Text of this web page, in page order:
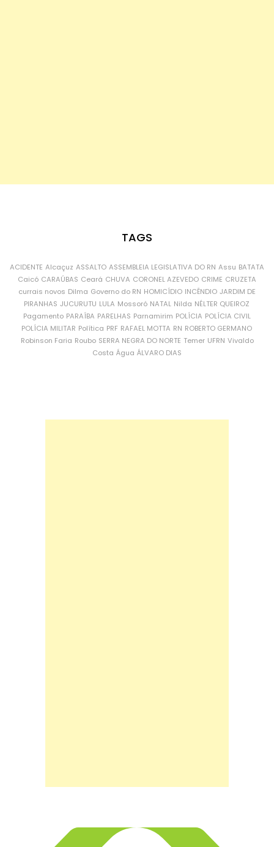
TAGS
ACIDENTE Alcaçuz ASSALTO ASSEMBLEIA LEGISLATIVA DO RN Assu BATATA
Caicó CARAÚBAS Ceará CHUVA CORONEL AZEVEDO CRIME CRUZETA
currais novos Dilma Governo do RN HOMICÍDIO INCÊNDIO JARDIM DE
PIRANHAS JUCURUTU LULA Mossoró NATAL Nilda NÉLTER QUEIROZ
Pagamento PARAÍBA PARELHAS Parnamirim POLÍCIA POLÍCIA CIVIL
POLÍCIA MILITAR Política PRF RAFAEL MOTTA RN ROBERTO GERMANO
Robinson Faria Roubo SERRA NEGRA DO NORTE Temer UFRN Vivaldo
Costa Água ÁLVARO DIAS